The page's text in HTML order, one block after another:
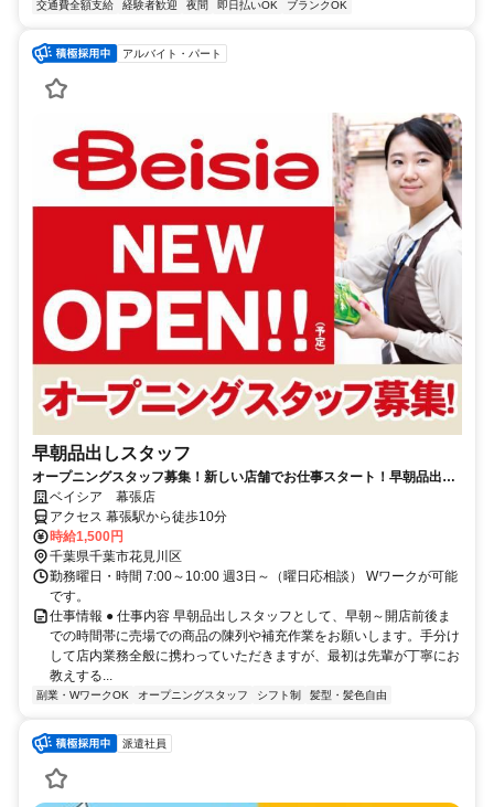
交通費全額支給 経験者歓迎 夜間 即日払いOK ブランクOK
アルバイト・パート
早朝品出しスタッフ
オープニングスタッフ募集！新しい店舗でお仕事スタート！早朝品出し
スタッフ（アルバイト）求人
ベイシア 幕張店
アクセス 幕張駅から徒歩10分
時給1,500円
千葉県千葉市花見川区
勤務曜日・時間 7:00～10:00 週3日～（曜日応相談） Wワークが可能
です。
仕事情報 ● 仕事内容 早朝品出しスタッフとして、早朝～開店前後ま
での時間帯に売場での商品の陳列や補充作業をお願いします。手分け
して店内業務全般に携わっていただきますが、最初は先輩が丁寧にお
教えする...
副業・WワークOK オープニングスタッフ シフト制 髪型・髪色自由
派遣社員